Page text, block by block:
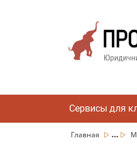
Сервисы для
Главная ...